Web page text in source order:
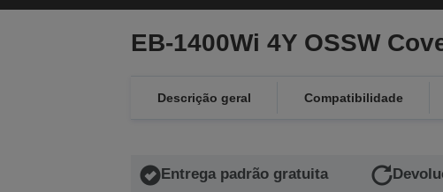
EB-1400Wi 4Y OSSW
Descrição geral Compatibilidade
Entrega padrão gratuita